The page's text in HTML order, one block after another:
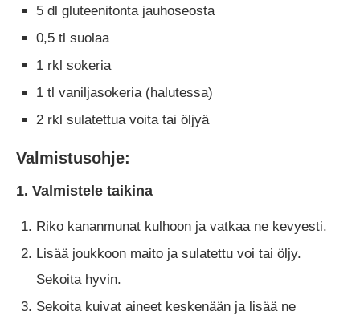
5 dl gluteenitonta jauhoseosta
0,5 tl suolaa
1 rkl sokeria
1 tl vaniljasokeria (halutessa)
2 rkl sulatettua voita tai öljyä
Valmistusohje:
1. Valmistele taikina
Riko kananmunat kulhoon ja vatkaa ne kevyesti.
Lisää joukkoon maito ja sulatettu voi tai öljy.
Sekoita hyvin.
Sekoita kuivat aineet keskenään ja lisää ne